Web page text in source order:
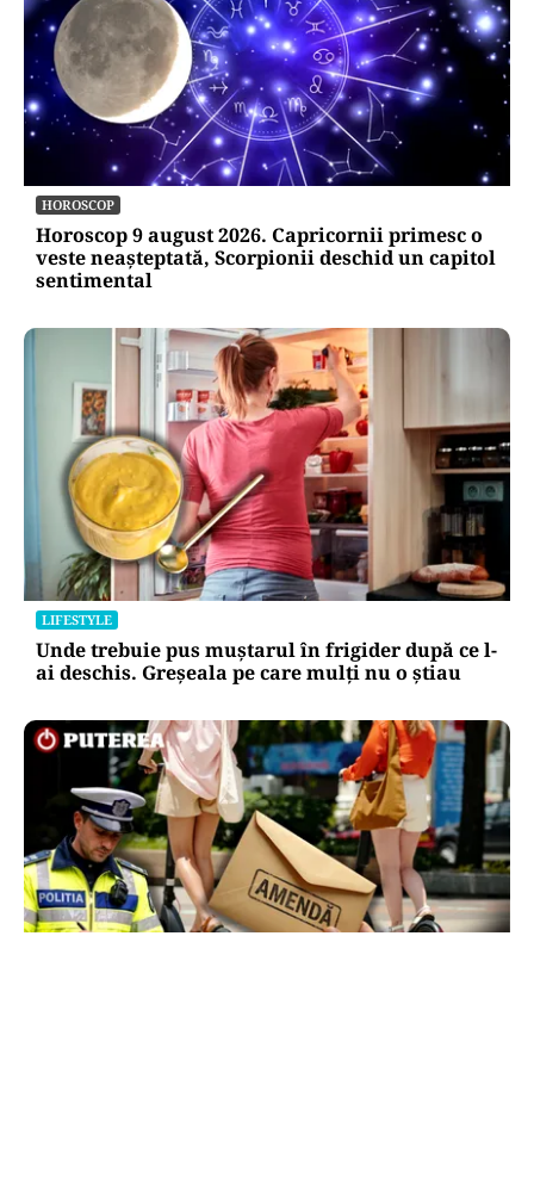
HOROSCOP
Horoscop 9 august 2026. Capricornii primesc o
veste neașteptată, Scorpionii deschid un capitol
sentimental
LIFESTYLE
Unde trebuie pus muștarul în frigider după ce l-
ai deschis. Greșeala pe care mulți nu o știau